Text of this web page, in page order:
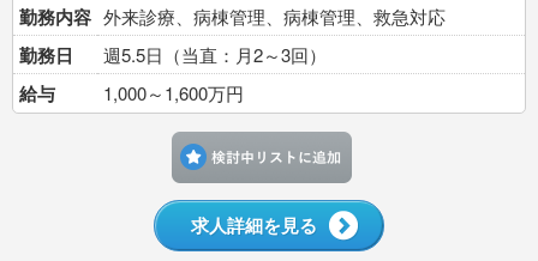
勤務内容 外来診療、病棟管理、病棟管理、救急対応
勤務日 週5.5日（当直：月2～3回）
給与 1,000～1,600万円
求人詳細を見る